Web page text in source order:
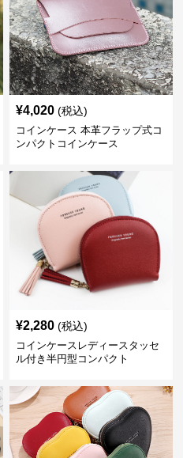
¥4,020 (税込)
コインケース 本革フラップ式コ
ンパクトコインケース
¥2,280 (税込)
コインケースレディースタッセ
ル付き半円型コンパクト